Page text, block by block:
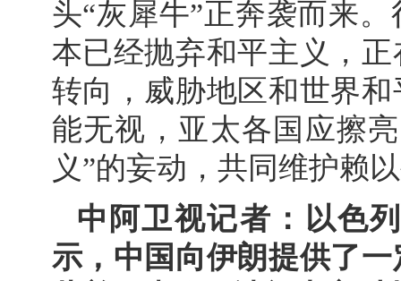
头“灰犀牛”正奔袭而来
本已经抛弃和平主义，
转向，威胁地区和世界
能无视，亚太各国应擦
义”的妄动，共同维护赖
中阿卫视记者：以色
示，中国向伊朗提供了